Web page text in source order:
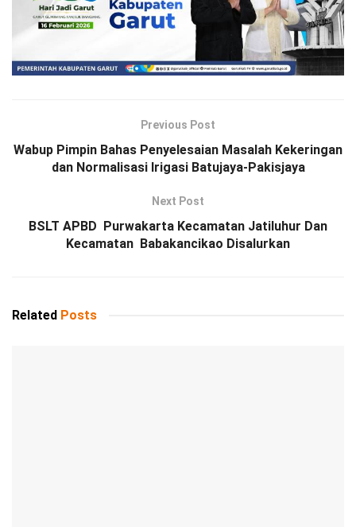
Previous Post
Wabup Pimpin Bahas Penyelesaian Masalah Kekeringan
dan Normalisasi Irigasi Batujaya-Pakisjaya
Next Post
BSLT APBD Purwakarta Kecamatan Jatiluhur Dan
Kecamatan Babakancikao Disalurkan
Related Posts